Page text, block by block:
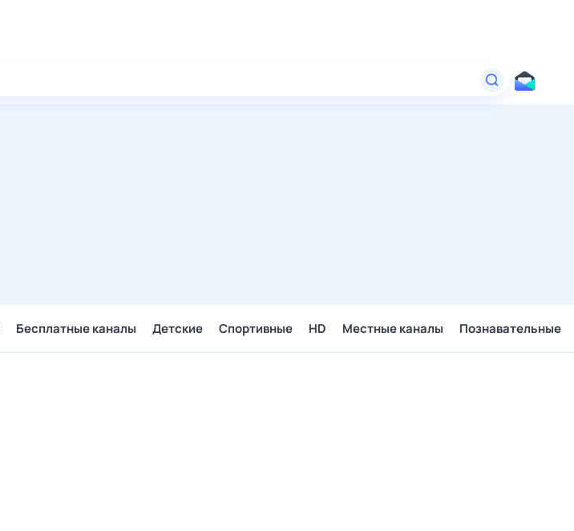
Бесплатные каналы Детские Спортивные HD Местные каналы Познавательные